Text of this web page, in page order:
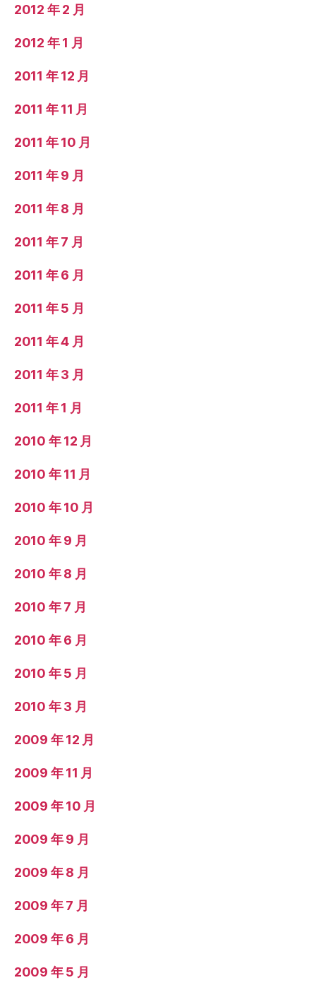
2012 年 2 月
2012 年 1 月
2011 年 12 月
2011 年 11 月
2011 年 10 月
2011 年 9 月
2011 年 8 月
2011 年 7 月
2011 年 6 月
2011 年 5 月
2011 年 4 月
2011 年 3 月
2011 年 1 月
2010 年 12 月
2010 年 11 月
2010 年 10 月
2010 年 9 月
2010 年 8 月
2010 年 7 月
2010 年 6 月
2010 年 5 月
2010 年 3 月
2009 年 12 月
2009 年 11 月
2009 年 10 月
2009 年 9 月
2009 年 8 月
2009 年 7 月
2009 年 6 月
2009 年 5 月